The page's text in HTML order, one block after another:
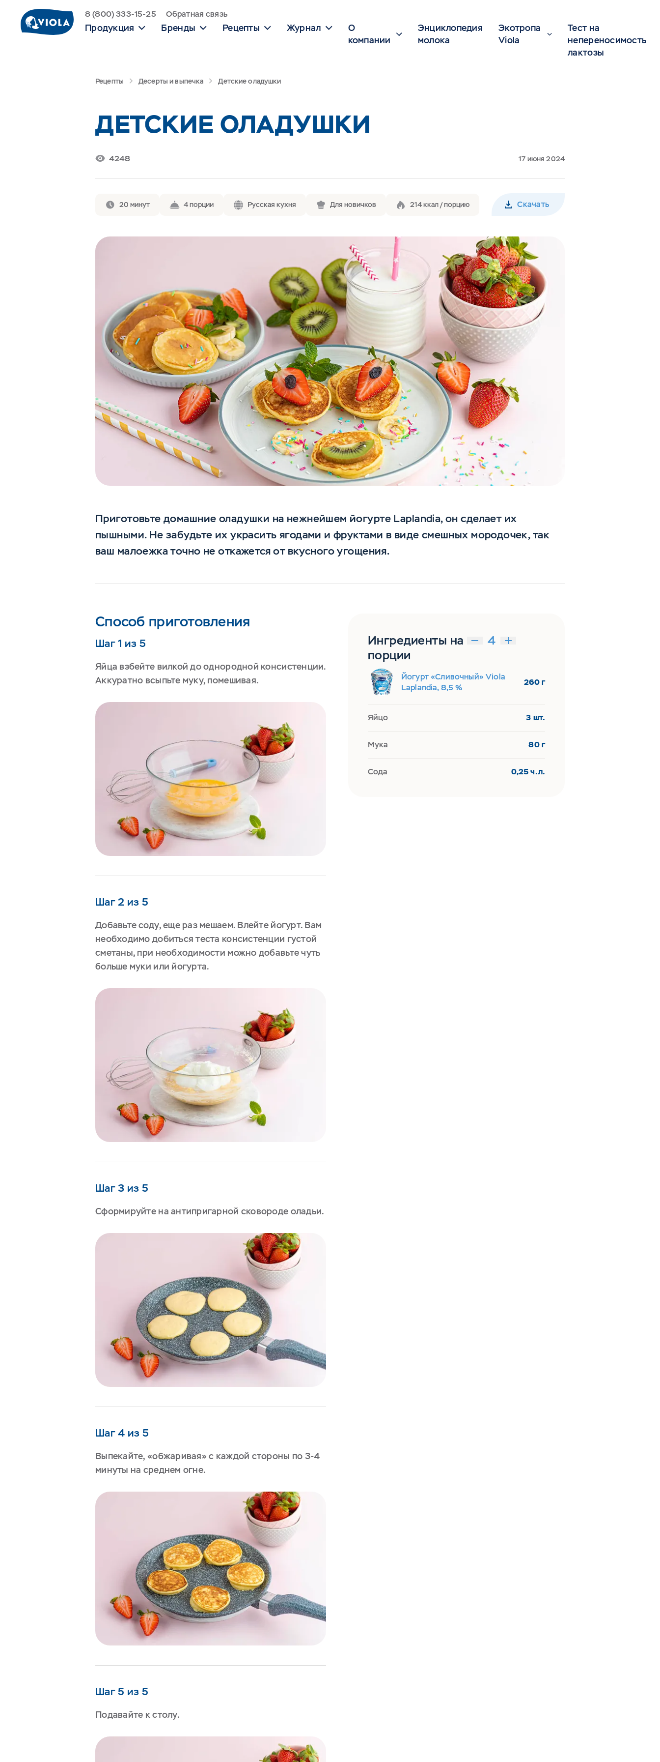
8 (800) 333-15-25 Обратная связь
Продукция Бренды Рецепты Журнал
О
компании
Энциклопедия
молока
Экотропа
Viola
Тест на
непереносимость
лактозы
Рецепты Десерты и выпечка Детские оладушки
ДЕТСКИЕ ОЛАДУШКИ
4248 17 июня 2024
20 минут 4 порции Русская кухня Для новичков 214 ккал / порцию Скачать
Приготовьте домашние оладушки на нежнейшем йогурте Laplandia, он сделает их
пышными. Не забудьте их украсить ягодами и фруктами в виде смешных мородочек, так
ваш малоежка точно не откажется от вкусного угощения.
Способ приготовления
Шаг 1 из 5
Яйца взбейте вилкой до однородной консистенции.
Аккуратно всыпьте муку, помешивая.
Шаг 2 из 5
Добавьте соду, еще раз мешаем. Влейте йогурт. Вам
необходимо добиться теста консистенции густой
сметаны, при необходимости можно добавьте чуть
больше муки или йогурта.
Шаг 3 из 5
Сформируйте на антипригарной сковороде оладьи.
Шаг 4 из 5
Выпекайте, «обжаривая» с каждой стороны по 3-4
минуты на среднем огне.
Шаг 5 из 5
Подавайте к столу.
Ингредиенты на
порции
Йогурт «Сливочный» Viola
Laplandia, 8,5 %
260 г
Яйцо 3 шт.
Мука 80 г
Сода 0,25 ч.л.